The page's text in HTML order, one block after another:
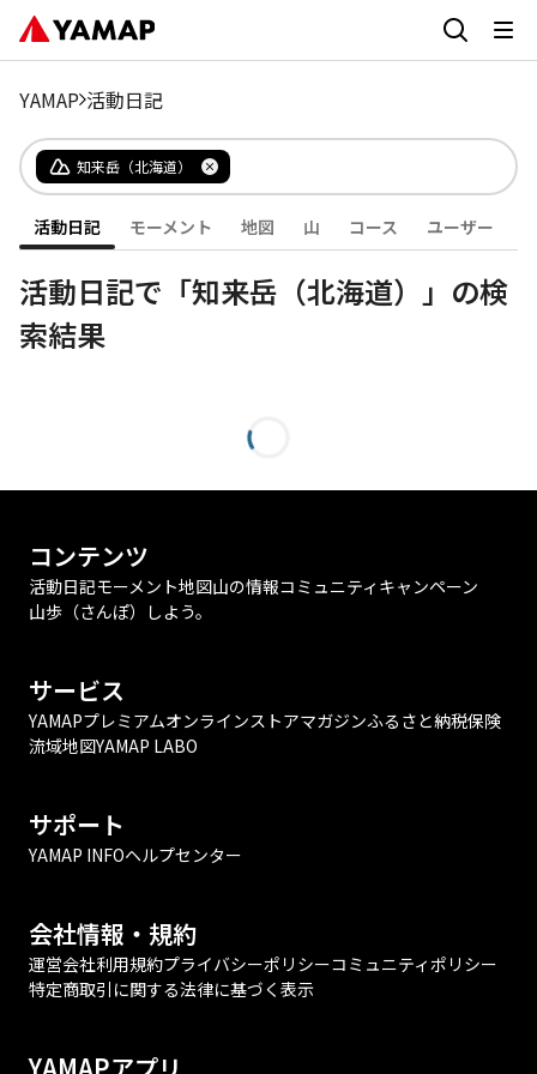
YAMAP 活動日記
知来岳（北海道）
活動日記 モーメント 地図 山 コース ユーザー
活動日記で「知来岳（北海道）」の検
索結果
コンテンツ
活動日記モーメント地図山の情報コミュニティ キャンペーン
山歩（さんぽ）しよう。
サービス
YAMAPプレミアムオンラインストアマガジンふるさと納税保険
流域地図YAMAP LABO
サポート
YAMAP INFOヘルプセンター
会社情報・規約
運営会社利用規約プライバシーポリシーコミュニティポリシー
特定商取引に関する法律に基づく表示